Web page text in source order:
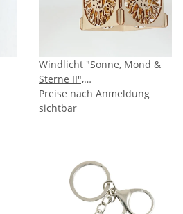
Windlicht "Sonne, Mond &
Sterne II",
Bernstein/Birkenholz, inkl.
LED Teelicht
Preise nach Anmeldung
sichtbar